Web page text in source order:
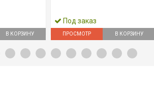
В КОРЗИНУ
Под заказ
ПРОСМОТР В КОРЗИНУ